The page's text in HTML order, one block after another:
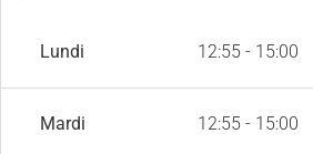
Lundi 12:55 - 15:00
Mardi 12:55 - 15:00